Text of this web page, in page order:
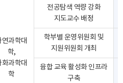
연과학대
학,
화과학대
학
전공탐색 역량 강화
지도교수 배정
학부별 운영위원회 및
지원위원회 개최
융합 교육 활성화 인프라
구축